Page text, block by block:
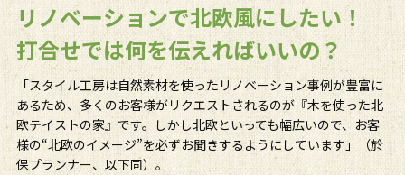
リノベーションで北欧風にしたい！
打合せでは何を伝えればいいの？
「スタイル工房は自然素材を使ったリノベーション事例が豊富に
あるため、多くのお客様がリクエストされるのが『木を使った北
欧テイストの家』です。しかし北欧といっても幅広いので、お客
様の“北欧のイメージ”を必ずお聞きするようにしています」（於
保プランナー、以下同）。